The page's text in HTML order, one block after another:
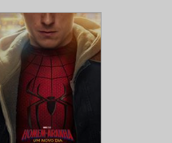
SANTA MARIA DA
FEIRA
MAIS INFO
COMPRAR